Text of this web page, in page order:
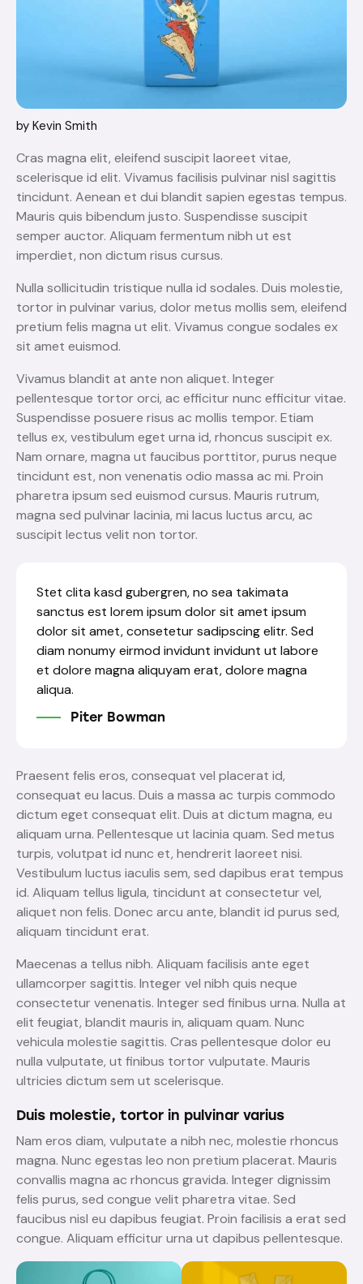
by Kevin Smith
Cras magna elit, eleifend suscipit laoreet vitae,
scelerisque id elit. Vivamus facilisis pulvinar nisl sagittis
tincidunt. Aenean et dui blandit sapien egestas tempus.
Mauris quis bibendum justo. Suspendisse suscipit
semper auctor. Aliquam fermentum nibh ut est
imperdiet, non dictum risus cursus.
Nulla sollicitudin tristique nulla id sodales. Duis molestie,
tortor in pulvinar varius, dolor metus mollis sem, eleifend
pretium felis magna ut elit. Vivamus congue sodales ex
sit amet euismod.
Vivamus blandit at ante non aliquet. Integer
pellentesque tortor orci, ac efficitur nunc efficitur vitae.
Suspendisse posuere risus ac mollis tempor. Etiam
tellus ex, vestibulum eget urna id, rhoncus suscipit ex.
Nam ornare, magna ut faucibus porttitor, purus neque
tincidunt est, non venenatis odio massa ac mi. Proin
pharetra ipsum sed euismod cursus. Mauris rutrum,
magna sed pulvinar lacinia, mi lacus luctus arcu, ac
suscipit lectus velit non tortor.
Stet clita kasd gubergren, no sea takimata
sanctus est lorem ipsum dolor sit amet ipsum
dolor sit amet, consetetur sadipscing elitr. Sed
diam nonumy eirmod invidunt invidunt ut labore
et dolore magna aliquyam erat, dolore magna
aliqua.
Piter Bowman
Praesent felis eros, consequat vel placerat id,
consequat eu lacus. Duis a massa ac turpis commodo
dictum eget consequat elit. Duis at dictum magna, eu
aliquam urna. Pellentesque ut lacinia quam. Sed metus
turpis, volutpat id nunc et, hendrerit laoreet nisi.
Vestibulum luctus iaculis sem, sed dapibus erat tempus
id. Aliquam tellus ligula, tincidunt at consectetur vel,
aliquet non felis. Donec arcu ante, blandit id purus sed,
aliquam tincidunt erat.
Maecenas a tellus nibh. Aliquam facilisis ante eget
ullamcorper sagittis. Integer vel nibh quis neque
consectetur venenatis. Integer sed finibus urna. Nulla at
elit feugiat, blandit mauris in, aliquam quam. Nunc
vehicula molestie sagittis. Cras pellentesque dolor eu
nulla vulputate, ut finibus tortor vulputate. Mauris
ultricies dictum sem ut scelerisque.
Duis molestie, tortor in pulvinar varius
Nam eros diam, vulputate a nibh nec, molestie rhoncus
magna. Nunc egestas leo non pretium placerat. Mauris
convallis magna ac rhoncus gravida. Integer dignissim
felis purus, sed congue velit pharetra vitae. Sed
faucibus nisl eu dapibus feugiat. Proin facilisis a erat sed
congue. Aliquam efficitur urna ut dapibus pellentesque.